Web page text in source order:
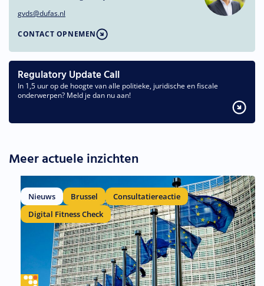
gvds@dufas.nl
CONTACT OPNEMEN
Regulatory Update Call
In 1,5 uur op de hoogte van alle politieke, juridische en fiscale
onderwerpen? Meld je dan nu aan!
Meer actuele inzichten
Nieuws Brussel
Consultatiereactie
Digital Fitness Check